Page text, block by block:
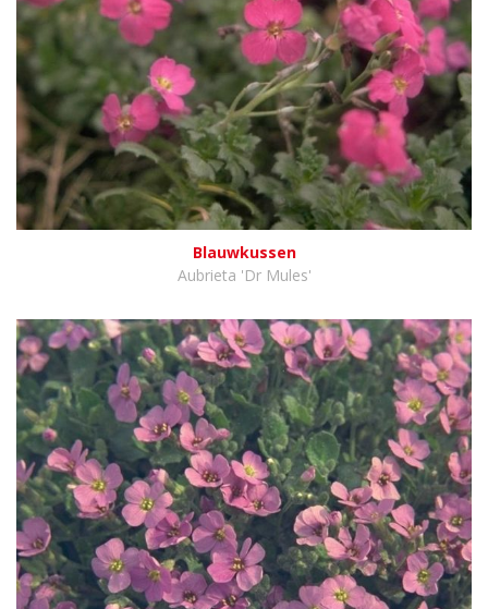
Blauwkussen
Aubrieta 'Dr Mules'